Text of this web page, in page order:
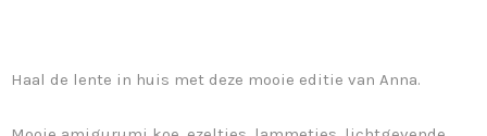
Haal de lente in huis met deze mooie editie van Anna.